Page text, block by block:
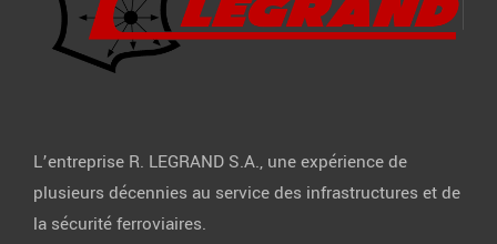
L’entreprise R. LEGRAND S.A., une expérience de
plusieurs décennies au service des infrastructures et de
la sécurité ferroviaires.